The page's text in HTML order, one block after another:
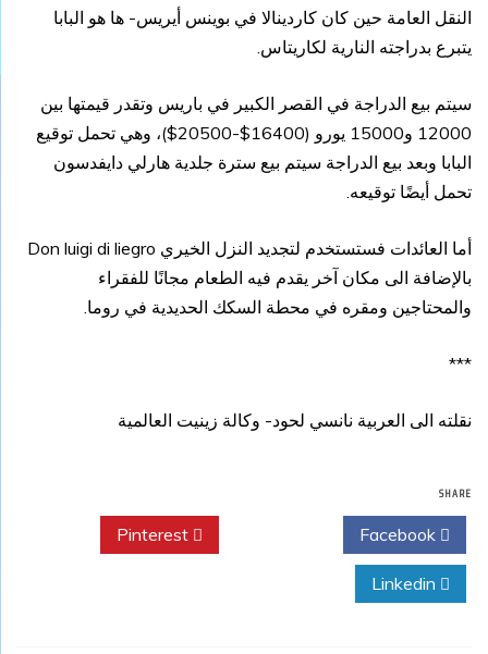
النقل العامة حين كان كاردينالا في بوينس أيريس- ها هو البابا
يتبرع بدراجته النارية لكاريتاس.
سيتم بيع الدراجة في القصر الكبير في باريس وتقدر قيمتها بين
12000 و15000 يورو (16400$-20500$)، وهي تحمل توقيع
البابا وبعد بيع الدراجة سيتم بيع سترة جلدية هارلي دايفدسون
تحمل أيضًا توقيعه.
أما العائدات فستستخدم لتجديد النزل الخيري Don luigi di liegro
بالإضافة الى مكان آخر يقدم فيه الطعام مجانًا للفقراء
والمحتاجين ومقره في محطة السكك الحديدية في روما.
***
نقلته الى العربية نانسي لحود- وكالة زينيت العالمية
SHARE